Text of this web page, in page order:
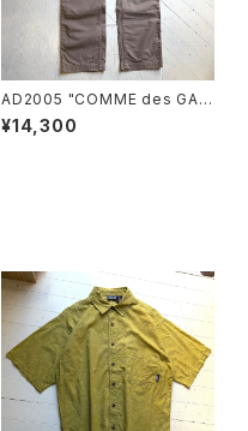
AD2005 "COMME des GAR
ÇONS HOMME“ cotton pan
ts
¥14,300